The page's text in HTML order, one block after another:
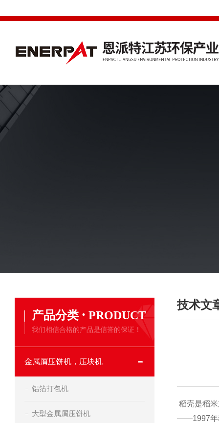
产品分类 · PRODUCT
我们相信合格的产品是信誉的保证！
金属屑压饼机，压块机
铝箔打包机
大型金属屑压饼机
技术文
稻壳是稻
——1997年